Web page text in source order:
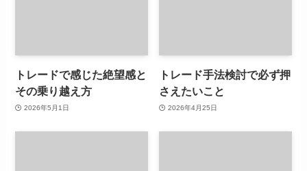
トレードで感じた絶望感と
その乗り越え方
2026年5月1日
トレード手法検討で必ず押
さえたいこと
2026年4月25日